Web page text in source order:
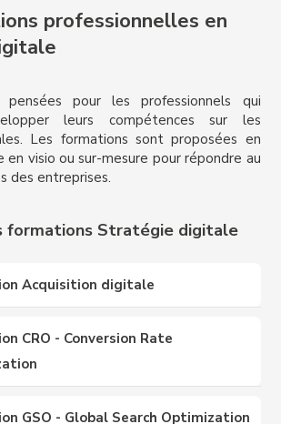
professionnelles en
pensées pour les professionnels qui
leurs compétences sur les
Les formations sont proposées en
en visio ou sur-mesure pour répondre au
des entreprises.
formations Stratégie digitale
Acquisition digitale
CRO - Conversion Rate
GSO - Global Search Optimization